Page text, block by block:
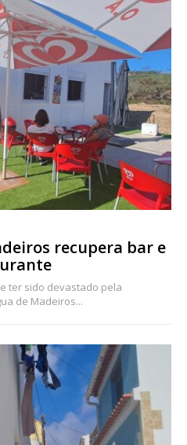
recupera bar e
ter sido devastado pela
de Madeiros...